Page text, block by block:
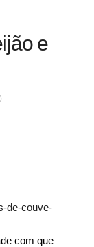
e
de-couve-
com que